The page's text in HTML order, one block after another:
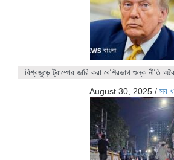
বিশ্বজুড়ে ট্রাম্পের জারি করা বেশিরভাগ শুল্ক নীতি
August 30, 2025 / সব